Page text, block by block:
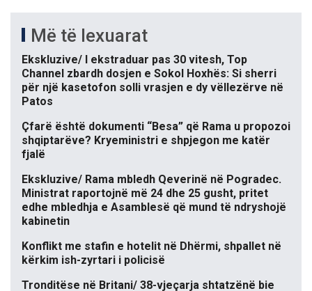
Më të lexuarat
Ekskluzive/ I ekstraduar pas 30 vitesh, Top
Channel zbardh dosjen e Sokol Hoxhës: Si sherri
për një kasetofon solli vrasjen e dy vëllezërve në
Patos
Çfarë është dokumenti “Besa” që Rama u propozoi
shqiptarëve? Kryeministri e shpjegon me katër
fjalë
Ekskluzive/ Rama mbledh Qeverinë në Pogradec.
Ministrat raportojnë më 24 dhe 25 gusht, pritet
edhe mbledhja e Asamblesë që mund të ndryshojë
kabinetin
Konflikt me stafin e hotelit në Dhërmi, shpallet në
kërkim ish-zyrtari i policisë
Tronditëse në Britani/ 38-vjeçarja shtatzënë bie